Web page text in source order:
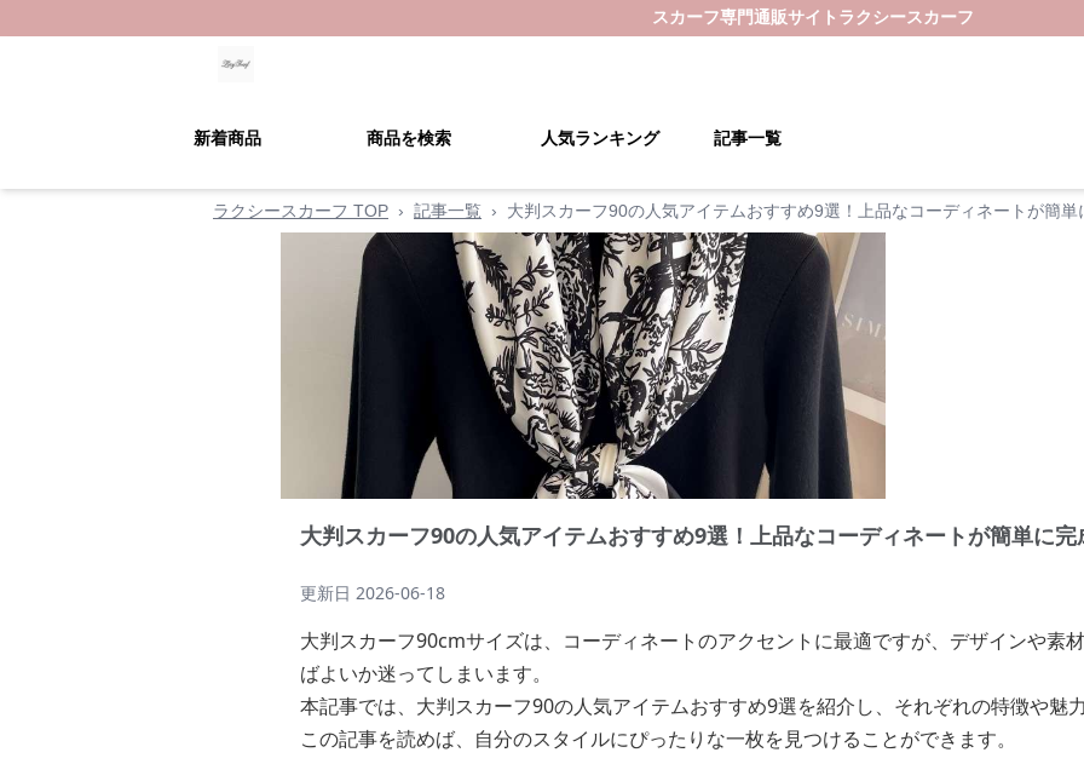
スカーフ専門通販サイト ラクシースカーフ
新着商品 商品を検索 人気ランキング 記事一覧
ラクシースカーフ TOP › 記事一覧 › 大判スカーフ90の人気アイテムおすすめ9選！上品なコーディネートが簡単
大判スカーフ90の人気アイテムおすすめ9選！上品なコーディネートが簡単に完
更新日 2026-06-18
大判スカーフ90cmサイズは、コーディネートのアクセントに最適ですが、デザインや素
ばよいか迷ってしまいます。
本記事では、大判スカーフ90の人気アイテムおすすめ9選を紹介し、それぞれの特徴や魅
この記事を読めば、自分のスタイルにぴったりな一枚を見つけることができます。